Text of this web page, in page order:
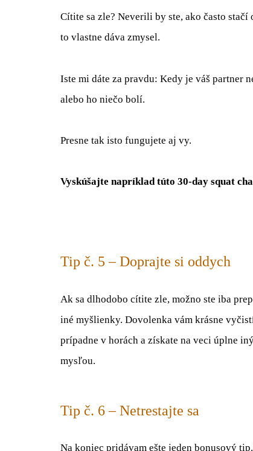
Cítite sa zle? Neverili by ste, ako často
to vlastne dáva zmysel.
Iste mi dáte za pravdu: Kedy je váš partner
alebo ho niečo bolí.
Presne tak isto fungujete aj vy.
Vyskúšajte napríklad túto 30-day squat
Tip č. 5 – Doprajte si oddych
Ak sa dlhodobo cítite zle, možno ste iba
iné myšlienky. Dovolenka vám krásne
prípadne v horách a získate na veci úplne
mysľou.
Tip č. 6 – Netrestajte sa
Na koniec pridávam ešte jeden bonusový